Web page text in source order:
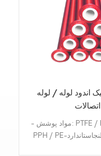
اندود لوله / لوله
اتصالات
- مواد پوشش: PTFE / PFA / PVDF /
PPH / PE-مدل اتصال: فلنجاستاندارد